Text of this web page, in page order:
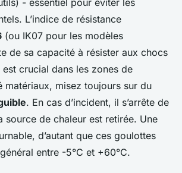
L’indice de résistance
(ou IK07 pour les modèles
de sa capacité à résister aux chocs
crucial dans les zones de
matériaux, misez toujours sur du
. En cas d’incident, il s’arrête de
source de chaleur est retirée. Une
d’autant que ces goulottes
entre -5°C et +60°C.